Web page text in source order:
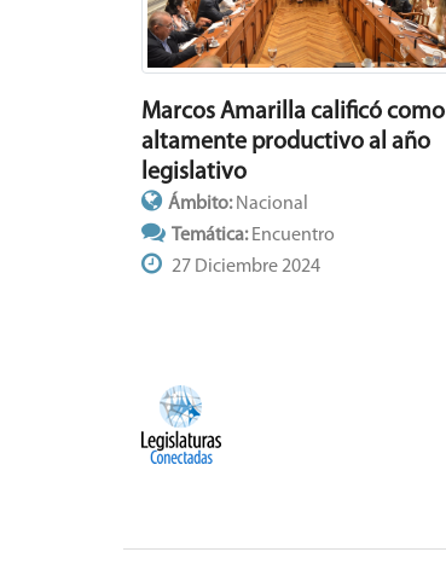
Marcos Amarilla calificó como
altamente productivo al año
legislativo
Ámbito: Nacional
Temática: Encuentro
27 Diciembre 2024